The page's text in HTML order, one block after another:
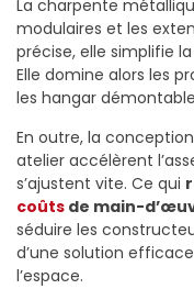
La charpente
modulaires et les
précise, elle simplifie
Elle domine alors les
les hangar
En outre, la
atelier accélèrent
s’ajustent vite. Ce qui
coûts de main-
séduire les
d’une solution
l’espace.